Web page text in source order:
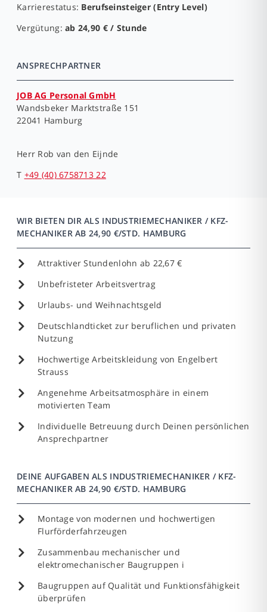
Karrierestatus: Berufseinsteiger (Entry Level)
Vergütung:ab 24,90 € / Stunde
ANSPRECHPARTNER
JOB AG Personal GmbH
Wandsbeker Marktstraße 151
22041 Hamburg
Herr Rob van den Eijnde
T +49 (40) 6758713 22
WIR BIETEN DIR ALS INDUSTRIEMECHANIKER / KFZ-
MECHANIKER AB 24,90 €/STD. HAMBURG
Attraktiver Stundenlohn ab 22,67 €
Unbefristeter Arbeitsvertrag
Urlaubs- und Weihnachtsgeld
Deutschlandticket zur beruflichen und privaten
Nutzung
Hochwertige Arbeitskleidung von Engelbert
Strauss
Angenehme Arbeitsatmosphäre in einem
motivierten Team
Individuelle Betreuung durch Deinen persönlichen
Ansprechpartner
DEINE AUFGABEN ALS INDUSTRIEMECHANIKER / KFZ-
MECHANIKER AB 24,90 €/STD. HAMBURG
Montage von modernen und hochwertigen
Flurförderfahrzeugen
Zusammenbau mechanischer und
elektromechanischer Baugruppen i
Baugruppen auf Qualität und Funktionsfähigkeit
überprüfen